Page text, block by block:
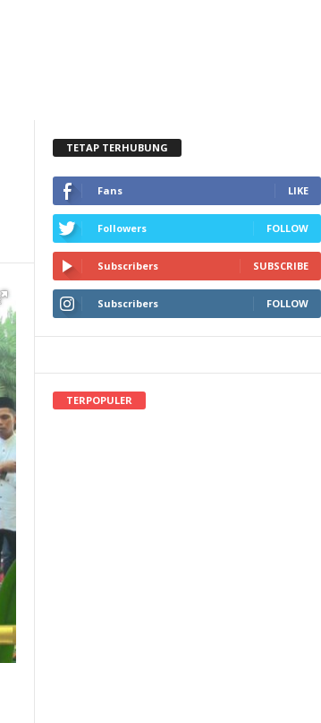
TETAP TERHUBUNG
Fans LIKE
Followers FOLLOW
Subscribers SUBSCRIBE
Subscribers FOLLOW